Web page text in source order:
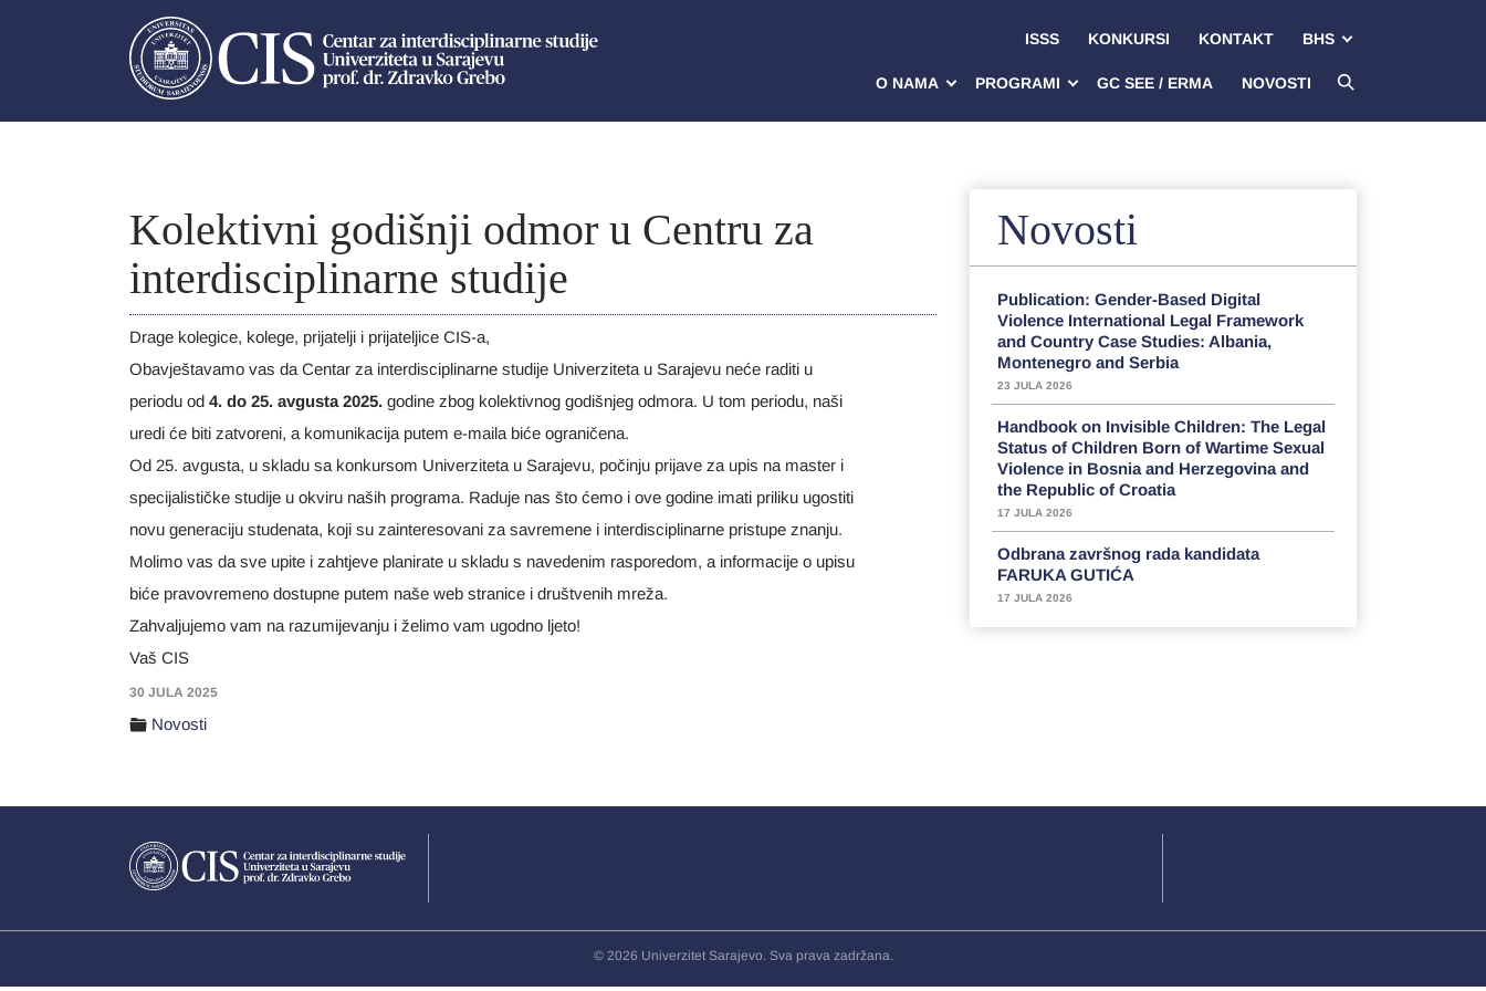
ISSS KONKURSI KONTAKT BHS
O NAMA PROGRAMI GC SEE / ERMA NOVOSTI
Kolektivni godišnji odmor u Centru za
interdisciplinarne studije
Drage kolegice, kolege, prijatelji i prijateljice CIS-a,
Obavještavamo vas da Centar za interdisciplinarne studije Univerziteta u Sarajevu neće raditi u
periodu od 4. do 25. avgusta 2025. godine zbog kolektivnog godišnjeg odmora. U tom periodu, naši
uredi će biti zatvoreni, a komunikacija putem e-maila biće ograničena.
Od 25. avgusta, u skladu sa konkursom Univerziteta u Sarajevu, počinju prijave za upis na master i
specijalističke studije u okviru naših programa. Raduje nas što ćemo i ove godine imati priliku ugostiti
novu generaciju studenata, koji su zainteresovani za savremene i interdisciplinarne pristupe znanju.
Molimo vas da sve upite i zahtjeve planirate u skladu s navedenim rasporedom, a informacije o upisu
biće pravovremeno dostupne putem naše web stranice i društvenih mreža.
Zahvaljujemo vam na razumijevanju i želimo vam ugodno ljeto!
Vaš CIS
30 JULA 2025
Novosti
Novosti
Publication: Gender-Based Digital
Violence International Legal Framework
and Country Case Studies: Albania,
Montenegro and Serbia
23 JULA 2026
Handbook on Invisible Children: The Legal
Status of Children Born of Wartime Sexual
Violence in Bosnia and Herzegovina and
the Republic of Croatia
17 JULA 2026
Odbrana završnog rada kandidata
FARUKA GUTIĆA
17 JULA 2026
© 2026 Univerzitet Sarajevo. Sva prava zadržana.